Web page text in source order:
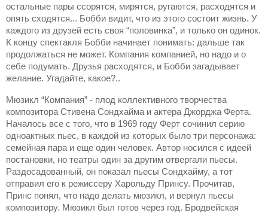
остальные пары ссорятся, мирятся, ругаются, расходятся и
опять сходятся... Бобби видит, что из этого состоит жизнь. У
каждого из друзей есть своя “половинка”, и только он одинок.
К концу спектакля Бобби начинает понимать: дальше так
продолжаться не может. Компания компанией, но надо и о
себе подумать. Друзья расходятся, и Бобби загадывает
желание. Угадайте, какое?..
Мюзикл “Компания” - плод коллективного творчества
композитора Стивена Сондхайма и актера Джорджа Ферта.
Началось все с того, что в 1969 году Ферт сочинил серию
одноактных пьес, в каждой из которых было три персонажа:
семейная пара и еще один человек. Автор носился с идеей
постановки, но театры один за другим отвергали пьесы.
Раздосадованный, он показал пьесы Сондхайму, а тот
отправил его к режиссеру Харольду Принсу. Прочитав,
Принс понял, что надо делать мюзикл, и вернул пьесы
композитору. Мюзикл был готов через год. Бродвейская